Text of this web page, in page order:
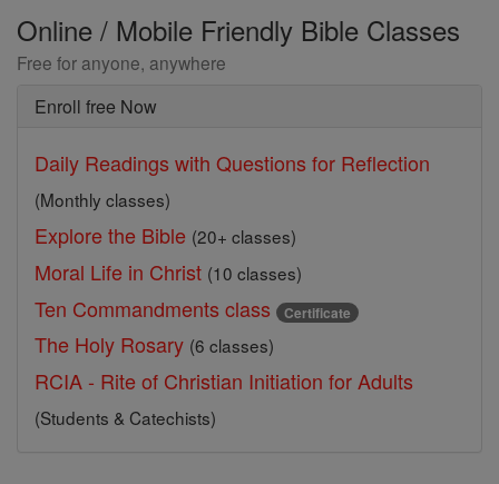
Online / Mobile Friendly Bible Classes
Free for anyone, anywhere
Enroll free Now
Daily Readings with Questions for Reflection
(Monthly classes)
Explore the Bible (20+ classes)
Moral Life in Christ (10 classes)
Ten Commandments class Certificate
The Holy Rosary (6 classes)
RCIA - Rite of Christian Initiation for Adults
(Students & Catechists)